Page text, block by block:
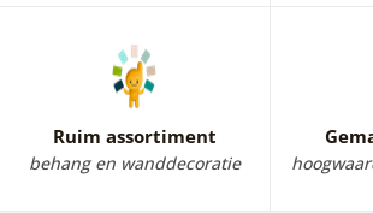
Ruim assortiment
behang en wanddecoratie